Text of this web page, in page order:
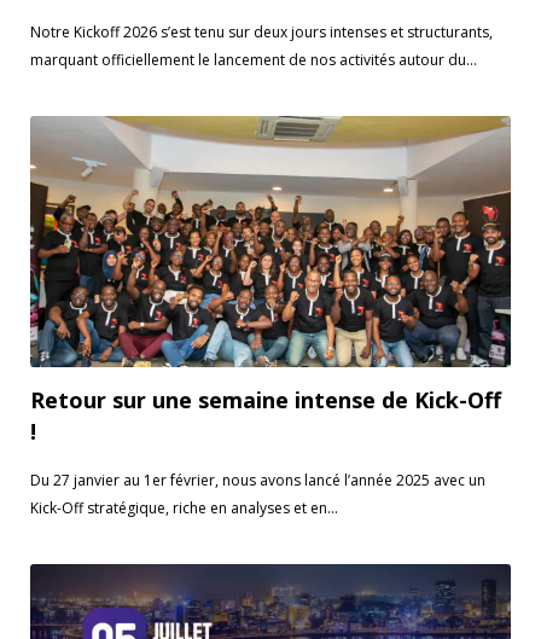
Notre Kickoff 2026 s’est tenu sur deux jours intenses et structurants,
marquant officiellement le lancement de nos activités autour du...
Retour sur une semaine intense de Kick-Off
!
Du 27 janvier au 1er février, nous avons lancé l’année 2025 avec un
Kick-Off stratégique, riche en analyses et en...